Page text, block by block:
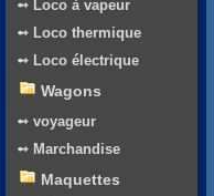
➻ Loco à vapeur
➻ Loco thermique
➻ Loco électrique
Wagons
➻ voyageur
➻ Marchandise
Maquettes